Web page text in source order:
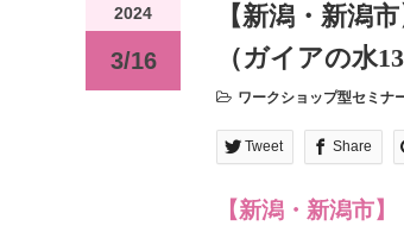
2024
3/16
【新潟・新潟
（ガイアの水
ワークショップ型セミナ
Tweet Share
【新潟・新潟市